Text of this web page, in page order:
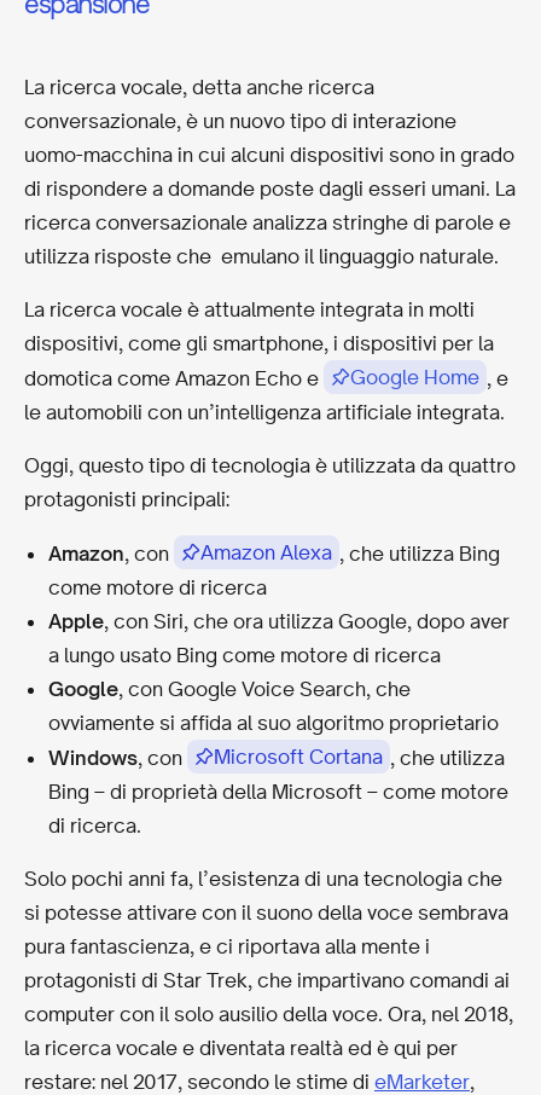
La ricerca vocale, detta anche ricerca
conversazionale, è un nuovo tipo di interazione
uomo-macchina in cui alcuni dispositivi sono in grado
di rispondere a domande poste dagli esseri umani. La
ricerca conversazionale analizza stringhe di parole e
utilizza risposte che emulano il linguaggio naturale.
La ricerca vocale è attualmente integrata in molti
dispositivi, come gli smartphone, i dispositivi per la
domotica come Amazon Echo e
Google Home , e
le automobili con un’intelligenza artificiale integrata.
Oggi, questo tipo di tecnologia è utilizzata da quattro
protagonisti principali:
Amazon, con Amazon Alexa , che utilizza Bing
come motore di ricerca
Apple, con Siri, che ora utilizza Google, dopo aver
a lungo usato Bing come motore di ricerca
Google, con Google Voice Search, che
ovviamente si affida al suo algoritmo proprietario
Windows, con Microsoft Cortana , che utilizza
Bing – di proprietà della Microsoft – come motore
di ricerca.
Solo pochi anni fa, l’esistenza di una tecnologia che
si potesse attivare con il suono della voce sembrava
pura fantascienza, e ci riportava alla mente i
protagonisti di Star Trek, che impartivano comandi ai
computer con il solo ausilio della voce. Ora, nel 2018,
la ricerca vocale e diventata realtà ed è qui per
restare: nel 2017, secondo le stime di eMarketer,